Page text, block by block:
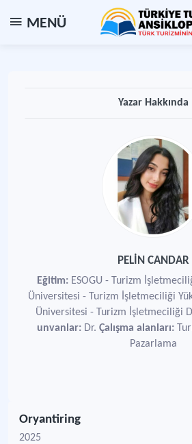
MENÜ
Yazar Hakkında
PELİN CANDAR
Eğitim: ESOGU - Turizm
Üniversitesi - Turizm İşletmeciliği
Üniversitesi - Turizm İşletmeciliği
unvanlar:Dr. Çalışma alanları:
Pazarlama
Oryantiring
2025